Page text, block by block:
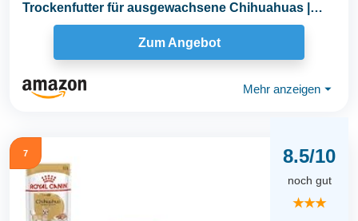
Trockenfutter für ausgewachsene Chihuahuas |
Zum Angebot
Mehr anzeigen ⏷
7 8.5/10
noch gut
★★★